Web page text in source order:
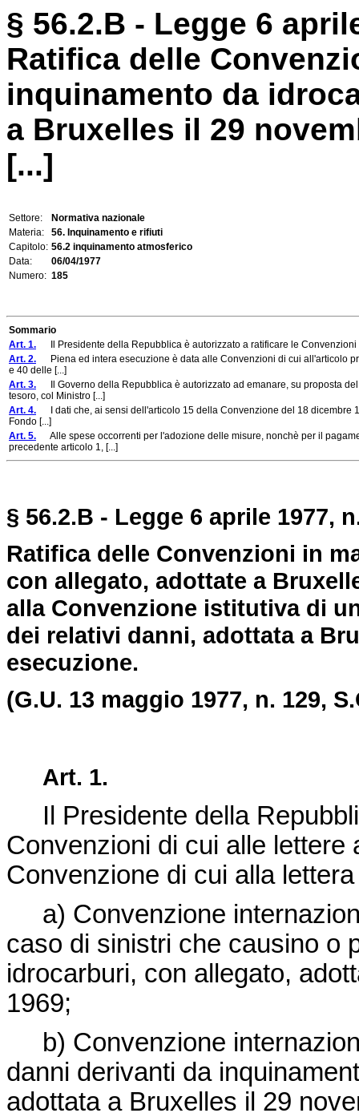
§ 56.2.B - Legge 6
Ratifica delle
inquinamento da
a Bruxelles il 29
[...]
Settore:
Normativa nazionale
Materia:
56. Inquinamento e rifiuti
Capitolo: 56.2 inquinamento atmosferico
Data:
06/04/1977
Numero: 185
Sommario
Art. 1. Il Presidente della Repubblica è autorizzato a ratificare le
Art. 2. Piena ed intera esecuzione è data alle Convenzioni di cui all'articolo
e 40 delle [...]
Art. 3. Il Governo della Repubblica è autorizzato ad emanare, su proposta
tesoro, col Ministro [...]
Art. 4. I dati che, ai sensi dell'articolo 15 della Convenzione del 18 dicembre
Fondo [...]
Art. 5. Alle spese occorrenti per l'adozione delle misure, nonchè per il
precedente articolo 1, [...]
§ 56.2.B - Legge 6 aprile 1977,
Ratifica delle Convenzioni in
con allegato, adottate a
alla Convenzione istitutiva di
dei relativi danni, adottata a
esecuzione.
(G.U. 13 maggio 1977, n. 129,
Art. 1.
Il Presidente della
Convenzioni di cui alle lettere
Convenzione di cui alla
a) Convenzione
caso di sinistri che causino o
idrocarburi, con allegato,
1969;
b) Convenzione
danni derivanti da
adottata a Bruxelles il 29